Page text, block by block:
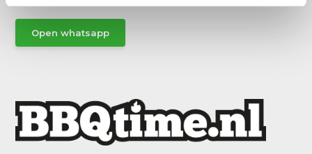
Open whatsapp